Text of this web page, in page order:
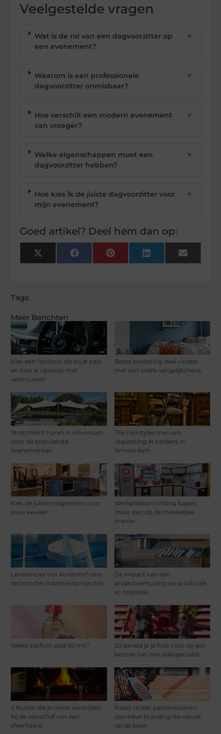
Meer Berichten
Kies een rijschool die bij je past
en haal je rijbewijs met
vertrouwen
Beste boxspring deal vinden
met een snelle vergelijkcheck
Stretchtent huren in Hilversum
voor de populairste
evenementen
The hairstyles men are
requesting at barbers in
Amsterdam
Kies de juiste magnetron voor
jouw keuken
Werkplaatsinrichting kopen,
maar dan op de makkelijke
manier
Leverancier van kunststof voor
technische maatwerkprojecten
De impact van een
projectverhuizing op productie
en logistiek
Welke parfum past bij mij?
Zó bereid je je huis voor op een
bezoek van een dakspecialist
5 fouten die je moet vermijden
bij de aanschaf van een
sfeerhaard
Padel racket personaliseren:
sportieve branding die opvalt
op de baan
Veelgestelde vragen
Wat is de rol van een dagvoorzitter op
een evenement?
▼
Waarom is een professionele
dagvoorzitter onmisbaar?
▼
Hoe verschilt een modern evenement
van vroeger?
▼
Welke eigenschappen moet een
dagvoorzitter hebben?
▼
Hoe kies ik de juiste dagvoorzitter voor
mijn evenement?
▼
Goed artikel? Deel hem dan op:
X
(Twitter)
FacebookPinterest LinkedIn Email
Tags: